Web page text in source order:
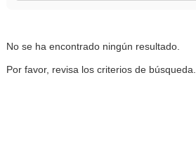
No se ha encontrado ningún resultado.
Por favor, revisa los criterios de búsqueda.